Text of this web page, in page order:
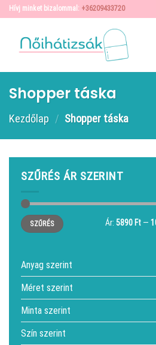
Skip
to
content
Hívj minket bizalommal: +36209433720
Shopper táska
Kezdőlap / Shopper táska
SZŰRÉS ÁR SZERINT
Min
ár
Max
ár
SZŰRÉS Ár: 5890 Ft —
Anyag szerint
Méret szerint
Minta szerint
Szín szerint